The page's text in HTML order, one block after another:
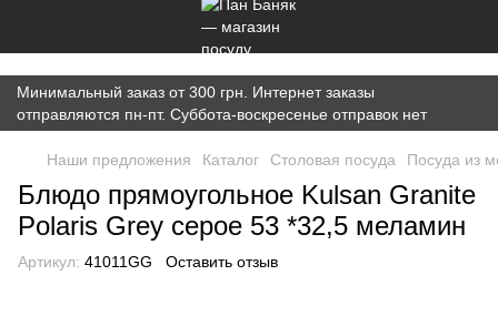
})(window,document,'script','dataLayer','GTM-K7JWBM2W');
Минимальный заказ от 300 грн. Интернет заказы
отправляются пн-пт. Суббота-воскресенье отправок нет
Наши предложения Каталог Cтоловая посуда Посуда из
Блюдо прямоугольное Kulsan Granite
Polaris Grey серое 53 *32,5 меламин
Артикул: 41011GG Оставить отзыв